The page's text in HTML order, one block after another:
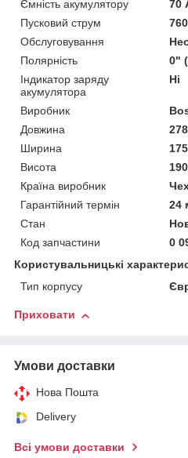
Ємність акумулятору
70
Пусковий струм
Обслуговування
Полярність
0"
Індикатор заряду
акумулятора
Ні
Виробник
Довжина
Ширина
Висота
Країна виробник
Гарантійний термін
24
Стан
Код запчастини
0
Користувальницькі
Тип корпусу
Приховати
Умови доставки
Нова Пошта
Delivery
Всі умови доставки